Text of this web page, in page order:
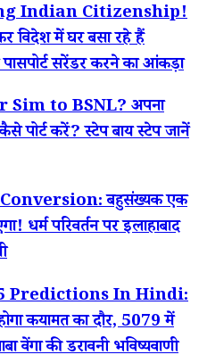
Indian Citizenship!
विदेश में घर बसा रहे हैं
सरेंडर करने का आंकड़ा
to BSNL? अपना
पोर्ट करें? स्टेप बाय स्टेप जानें
बहुसंख्यक एक
धर्म परिवर्तन पर इलाहाबाद
Predictions In Hindi:
कयामत का दौर, 5079 में
वेंगा की डरावनी भविष्यवाणी